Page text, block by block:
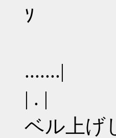
ｿ ヽ!
ｌ
.......|
| . |
ベル上げ